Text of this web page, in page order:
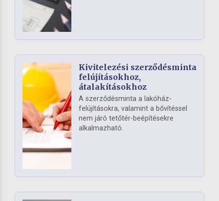
Kivitelezési szerződésminta
felújításokhoz,
átalakításokhoz
A szerződésminta a lakóház-
felújításokra, valamint a bővítéssel
nem járó tetőtér-beépítésekre
alkalmazható.